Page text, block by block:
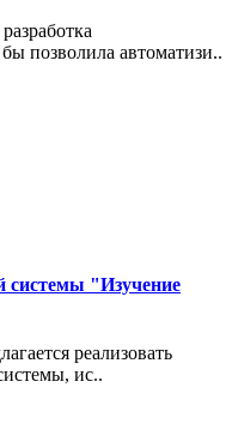
позволила автоматизи..
системы "Изучение
реализовать
ис..